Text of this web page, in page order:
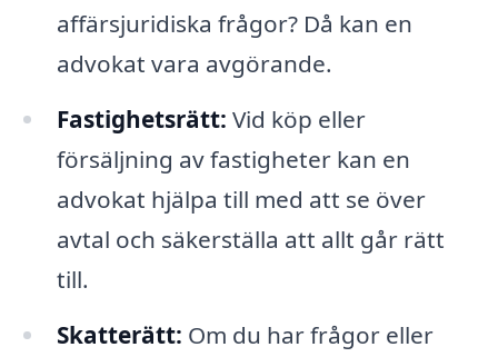
affärsjuridiska frågor? Då kan en
advokat vara avgörande.
Fastighetsrätt: Vid köp eller
försäljning av fastigheter kan en
advokat hjälpa till med att se över
avtal och säkerställa att allt går rätt
till.
Skatterätt: Om du har frågor eller